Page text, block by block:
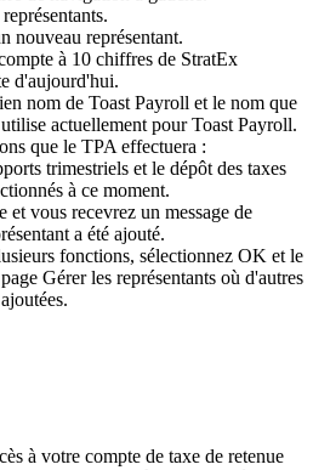
nouveau représentant.
à 10 chiffres de StratEx
d'aujourd'hui.
nom de Toast Payroll et le nom que
actuellement pour Toast Payroll.
que le TPA effectuera :
trimestriels et le dépôt des taxes
à ce moment.
et vous recevrez un message de
a été ajouté.
fonctions, sélectionnez OK et le
Gérer les représentants où d'autres
à votre compte de taxe de retenue